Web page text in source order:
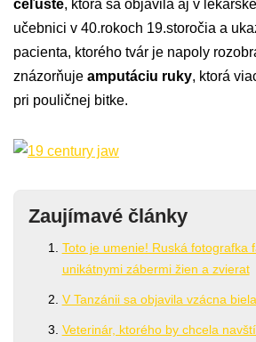
čeľuste, ktorá sa objavila aj v
učebnici v 40.rokoch 19.storočia a
pacienta, ktorého tvár je napoly
znázorňuje amputáciu ruky, ktorá
pri pouličnej bitke.
Zaujímavé články
Toto je umenie! Ruská fotografka
unikátnymi zábermi žien a zvierat
V Tanzánii sa objavila vzácna
Veterinár, ktorého by chcela